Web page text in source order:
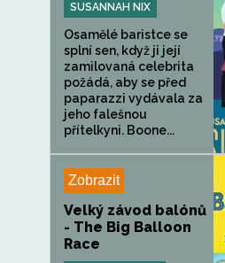
SUSANNAH NIX
Osamělé baristce se
splní sen, když ji její
zamilovaná celebrita
požádá, aby se před
paparazzi vydávala za
jeho falešnou
přítelkyni. Boone...
Zobrazit
Velký závod balónů
- The Big Balloon
Race